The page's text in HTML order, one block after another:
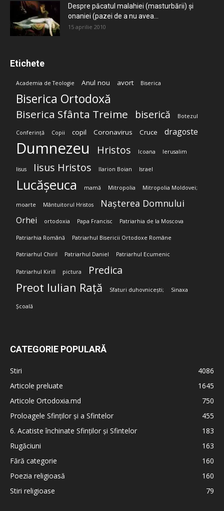
Despre păcatul malahiei (masturbării) şi
onaniei (pazei de a nu avea...
15 aprilie 2010
Etichete
Academia de Teologie Anul nou avort Biserica
Biserica Ortodoxă
Biserica Sfânta Treime biserică Botezul
Conferință Copii copil Coronavirus Cruce dragoste
Dumnezeu Hristos Icoana Ierusalim
Iisus Iisus Hristos Ilarion Boian Israel
Lucășeuca mamă Mitropolia Mitropolia Moldovei;
moarte Mântuitorul Hristos Nașterea Domnului
Orhei ortodoxia Papa Francisc Patriarhia de la Moscova
Patriarhia Română Patriarhul Bisericii Ortodoxe Române
Patriarhul Chiril Patriarhul Daniel Patriarhul Ecumenic
Patriarhul Kirill pictura Predica
Preot Iulian Rață Sfaturi duhovnicești; Sinaxa
Școală
CATEGORIE POPULARĂ
Stiri
4086
Articole preluate
1645
Articole Ortodoxia.md
750
Proloagele Sfinților și a Sfintelor
455
6. Acatiste închinate Sfinților și Sfintelor
183
Rugăciuni
163
Fără categorie
160
Poezia religioasă
160
Stiri religioase
79